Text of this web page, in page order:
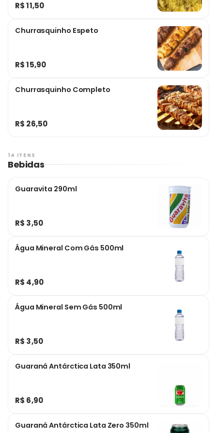
R$ 11,50
Churrasquinho Espeto
R$ 15,90
Churrasquinho Completo
R$ 26,50
14 ITENS
Bebidas
Guaravita 290ml
R$ 3,50
Água Mineral Com Gás 500ml
R$ 4,90
Água Mineral Sem Gás 500ml
R$ 3,50
Guaraná Antárctica Lata 350ml
R$ 6,90
Guaraná Antárctica Lata Zero 350ml